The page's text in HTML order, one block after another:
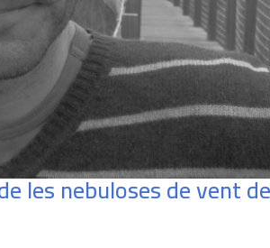
les nebuloses de vent